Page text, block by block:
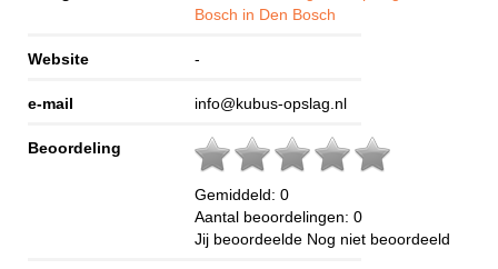
Bosch in Den Bosch
Website -
e-mail info@kubus-opslag.nl
Beoordeling
Gemiddeld: 0
Aantal beoordelingen: 0
Jij beoordeelde Nog niet beoordeeld